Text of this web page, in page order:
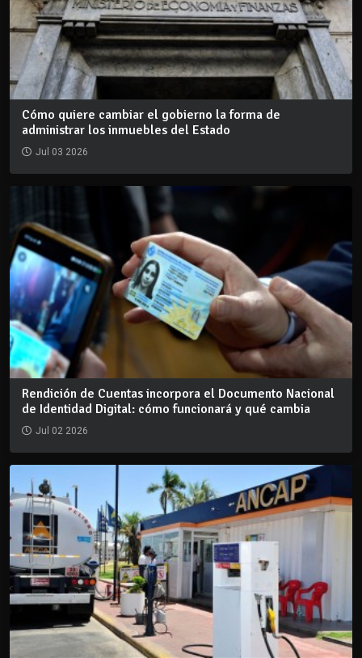
Cómo quiere cambiar el gobierno la forma de
administrar los inmuebles del Estado
Jul 03 2026
Rendición de Cuentas incorpora el Documento Nacional
de Identidad Digital: cómo funcionará y qué cambia
Jul 02 2026